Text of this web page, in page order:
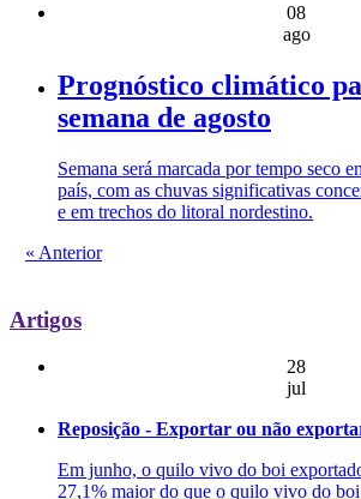
08
ago
Prognóstico climático
semana de agosto
Semana será marcada por tempo seco
país, com as chuvas significativas
e em trechos do litoral nordestino.
« Anterior
Artigos
28
jul
Reposição - Exportar ou não
Em junho, o quilo vivo do boi
27,1% maior do que o quilo vivo do